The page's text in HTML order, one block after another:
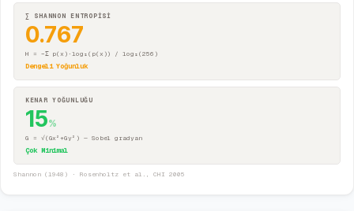
∑ SHANNON ENTROPİSİ
0.767
H = −Σ p(x)·log₂(p(x)) / log₂(256)
Dengeli Yoğunluk
KENAR YOĞUNLUĞU
15%
G = √(Gx²+Gy²) — Sobel gradyan
Çok Minimal
Shannon (1948) · Rosenholtz et al., CHI 2005